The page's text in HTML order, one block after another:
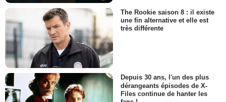
The Rookie saison 8 : il existe
une fin alternative et elle est
très différente
Depuis 30 ans, l'un des plus
dérangeants épisodes de X-
Files continue de hanter les